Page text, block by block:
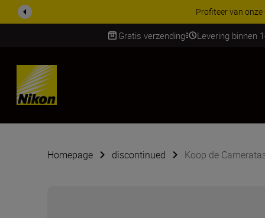
objectieven.
Gratis verzending Levering binnen
Skip
Homepage discontinued Koop de